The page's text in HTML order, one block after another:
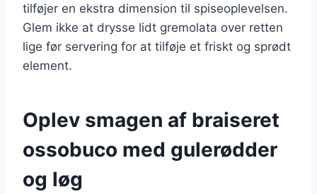
tilføjer en ekstra dimension til spiseoplevelsen.
Glem ikke at drysse lidt gremolata over retten
lige før servering for at tilføje et friskt og sprødt
element.
Oplev smagen af braiseret
ossobuco med gulerødder
og løg